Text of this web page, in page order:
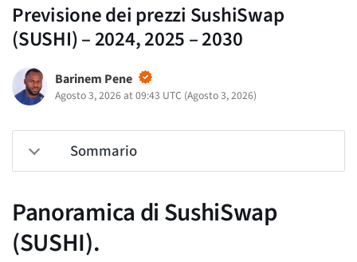
Previsione dei prezzi SushiSwap
(SUSHI) – 2024, 2025 – 2030
Barinem Pene
Agosto 3, 2026 at 09:43 UTC (Agosto 3, 2026)
Sommario
Panoramica di SushiSwap
(SUSHI).